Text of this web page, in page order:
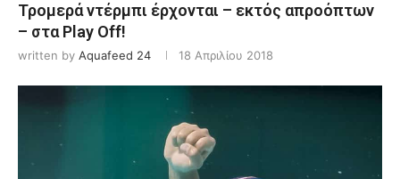
Τρομερά ντέρμπι έρχονται – εκτός απροόπτων
– στα Play Off!
written by Aquafeed 24 18 Απριλίου 2018